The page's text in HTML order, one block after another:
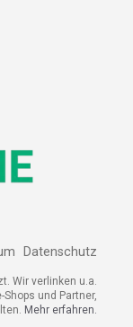
Datenschutz
Wir verlinken u.a.
und Partner,
Mehr erfahren.